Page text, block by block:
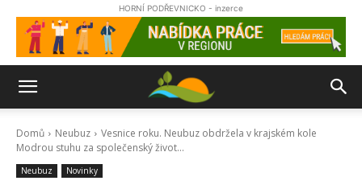
HORNÍ PODŘEVNICKO - inzerce
Domů Neubuz
Vesnice roku. Neubuz obdržela v krajském kole
Modrou stuhu za společenský život...
Neubuz Novinky